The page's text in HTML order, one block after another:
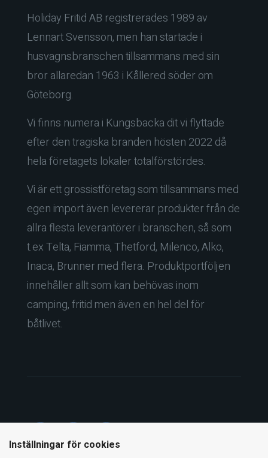
Holiday Fritid AB registrerades 1989 av
Lennart Svensson, men han startade i
husvagnsbranschen tillsammans med sin
bror allaredan 1963 i Kållered söder om
Göteborg.
Vi finns numera i Kungsbacka dit vi flyttade
efter den tragiska branden hösten 2022 då
hela företagets lokaler totalförstördes.
Vi är ett grossistföretag som tillsammans med
egen import även levererar produkter från de
allra flesta leverantörer i branschen, så som
t.ex Telta, Fiamma, Thetford, Milenco, Alko,
Inaca, Brunner med flera. Produktportföljen
innehåller allt som kan behövas inom
camping, fritid men även en hel del för
båtlivet.
Inställningar för cookies